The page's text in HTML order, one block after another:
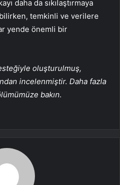
daha da sıkılaştırmaya
temkinli ve verilere
yende önemli bir
oluşturulmuş,
incelenmiştir. Daha fazla
bakın.